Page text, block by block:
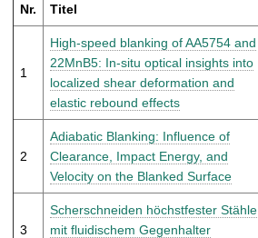
u
f
Nr. Titel
1
High-speed blanking of AA5754 and
22MnB5: In-situ optical insights into
localized shear deformation and
elastic rebound effects
2
Adiabatic Blanking: Influence of
Clearance, Impact Energy, and
Velocity on the Blanked Surface
3
Scherschneiden höchstfester Stähle
mit fluidischem Gegenhalter